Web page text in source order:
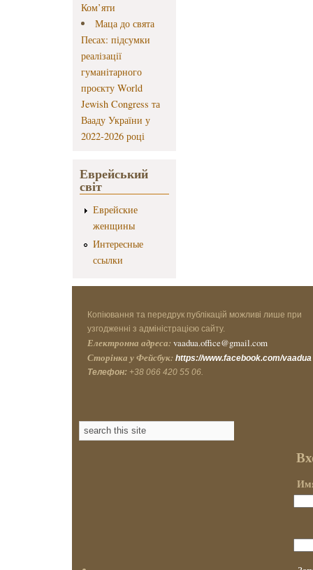
Ком’яти
Маца до свята
Песах: підсумки
реалізації
гуманітарного
проєкту World
Jewish Congress та
Вааду України у
2022-2026 році
Еврейський
світ
Еврейские
женщины
Интересные
ссылки
Копіювання та передрук публікацій можливі лише при
узгодженні з адміністрацією сайту.
Електронна адреса: vaadua.office@gmail.com
Сторінка у Фейсбук: https://www.facebook.com/vaadua
Телефон: +38 066 420 55 06.